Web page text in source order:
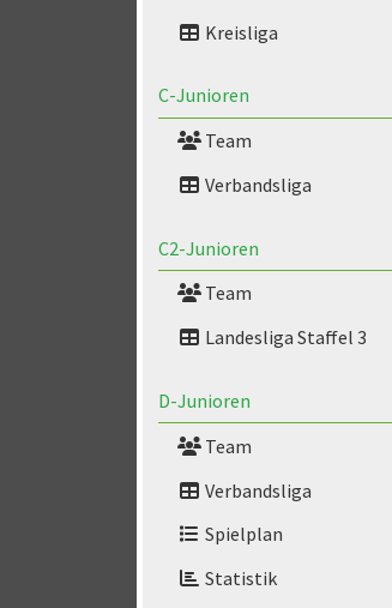
Kreisliga
C-Junioren
Team
Verbandsliga
C2-Junioren
Team
Landesliga Staffel 3
D-Junioren
Team
Verbandsliga
Spielplan
Statistik